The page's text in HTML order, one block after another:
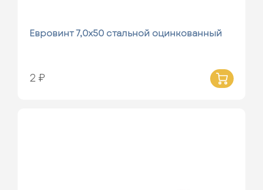
Евровинт 7,0х50 стальной оцинкованный
2 ₽